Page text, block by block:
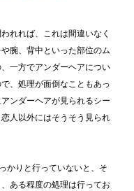
れれば、これは間違いなく
腕、背中といった部位のム
一方でアンダーヘアについ
、処理が面倒なこともあっ
ンダーヘアが見られるシー
人以外にはそうそう見られ
かりと行っていないと、そ
ある程度の処理は行ってお